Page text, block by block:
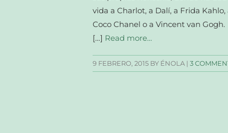
vida a Charlot, a Dalí, a Frida Kahlo,
Coco Chanel o a Vincent van Gogh.
[…] Read more…
9 FEBRERO, 2015 BY ÉNOLA | 3